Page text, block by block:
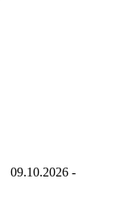
09.10.2026 -